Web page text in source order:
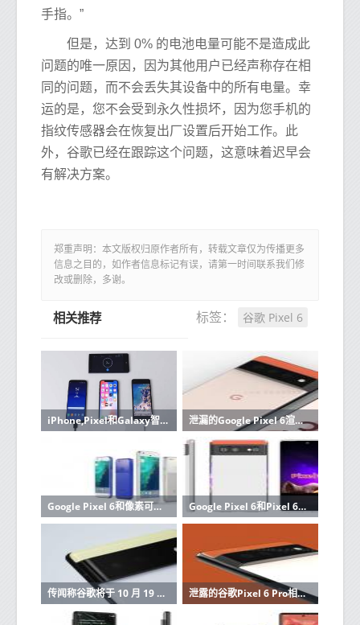
手指。”
但是，达到 0% 的电池电量可能不是造成此
问题的唯一原因，因为其他用户已经声称存在相
同的问题，而不会丢失其设备中的所有电量。幸
运的是，您不会受到永久性损坏，因为您手机的
指纹传感器会在恢复出厂设置后开始工作。此
外，谷歌已经在跟踪这个问题，这意味着迟早会
有解决方案。
郑重声明：本文版权归原作者所有，转载文章仅为传播更多
信息之目的，如作者信息标记有误，请第一时间联系我们修
改或删除，多谢。
标签： 谷歌 Pixel 6
相关推荐
iPhone,Pixel和Galaxy智能手机受$ 5 Hack悄然破坏 泄漏的Google Pixel 6渲染图显示了完整的重新设计，这是Robocop的手机吗？
Google Pixel 6和像素可折叠出现在安卓12中 Google Pixel 6和Pixel 6XL保护壳泄露，确认之前的设计
传闻称谷歌将于 10 月 19 日推出 Pixel 6 系列 泄露的谷歌Pixel 6 Pro相机功能